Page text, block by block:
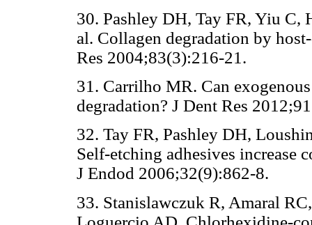
30. Pashley DH, Tay FR, Yiu
al. Collagen degradation by
Res 2004;83(3):216-21.
31. Carrilho MR. Can
degradation? J Dent Res
32. Tay FR, Pashley DH,
Self-etching adhesives
J Endod 2006;32(9):862-8.
33. Stanislawczuk R, Amaral